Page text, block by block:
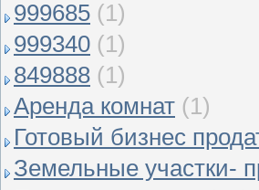
999685 (1)
999340 (1)
849888 (1)
Аренда комнат (1)
Готовый бизнес
Земельные участки-